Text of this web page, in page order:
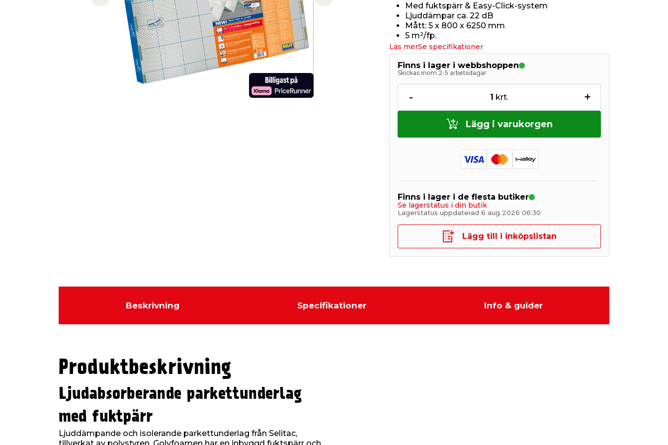
Previous slide Next slide
Med fuktspärr & Easy-Click-system
Ljuddämpar ca. 22 dB
Mått: 5 x 800 x 6250 mm
5 m²/fp.
Läs merSe specifikationer
Finns i lager i webbshoppen
Skickas inom 2-5 arbetsdagar
- 1 krt. +
Lägg i varukorgen
Finns i lager i de flesta butiker
Se lagerstatus i din butik
Lagerstatus uppdaterad 6 aug 2026 06:30
Lägg till i inköpslistan
Beskrivning Specifikationer Info & guider
Produktbeskrivning
Ljudabsorberande parkettunderlag
med fuktpärr
Ljuddämpande och isolerande parkettunderlag från Selitac,